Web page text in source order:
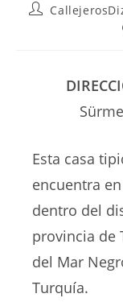
Autor
Esta casa
encuentra
dentro del
provincia de
del Mar
Turquía.